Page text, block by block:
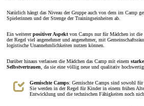
Natürlich hängt das Niveau der Gruppe auch von dem im Camp
Spielerinnen und der Strenge der Trainingseinheiten ab.
Ein weitererpositiver Aspekt von Camps nur für Mädchen ist
der Regel viel angenehmer und angenehmer, mit
logistische Unannehmlichkeiten nutzen können.
Darüber hinaus verlassen die Mädchen das Camp mit einem
Selbstvertrauen , da sie eine völlig neue und qualitativ
Gemischte Camps: Gemischte Camps sind sowohl für
Sie werden in der Regel für Kinder in einem frühen
Entwicklung und die technischen Fähigkeiten noch